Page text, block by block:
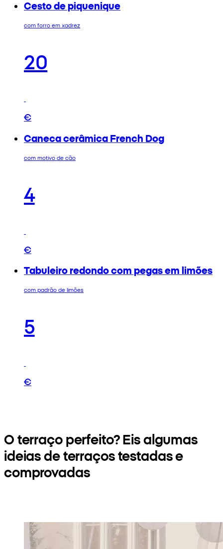
Cesto de piquenique
com forro em xadrez
20
€
Caneca cerâmica French Dog
com motivo de cão
4
€
Tabuleiro redondo com pegas em limões
com padrão de limões
5
€
O terraço perfeito? Eis algumas
ideias de terraços testadas e
comprovadas